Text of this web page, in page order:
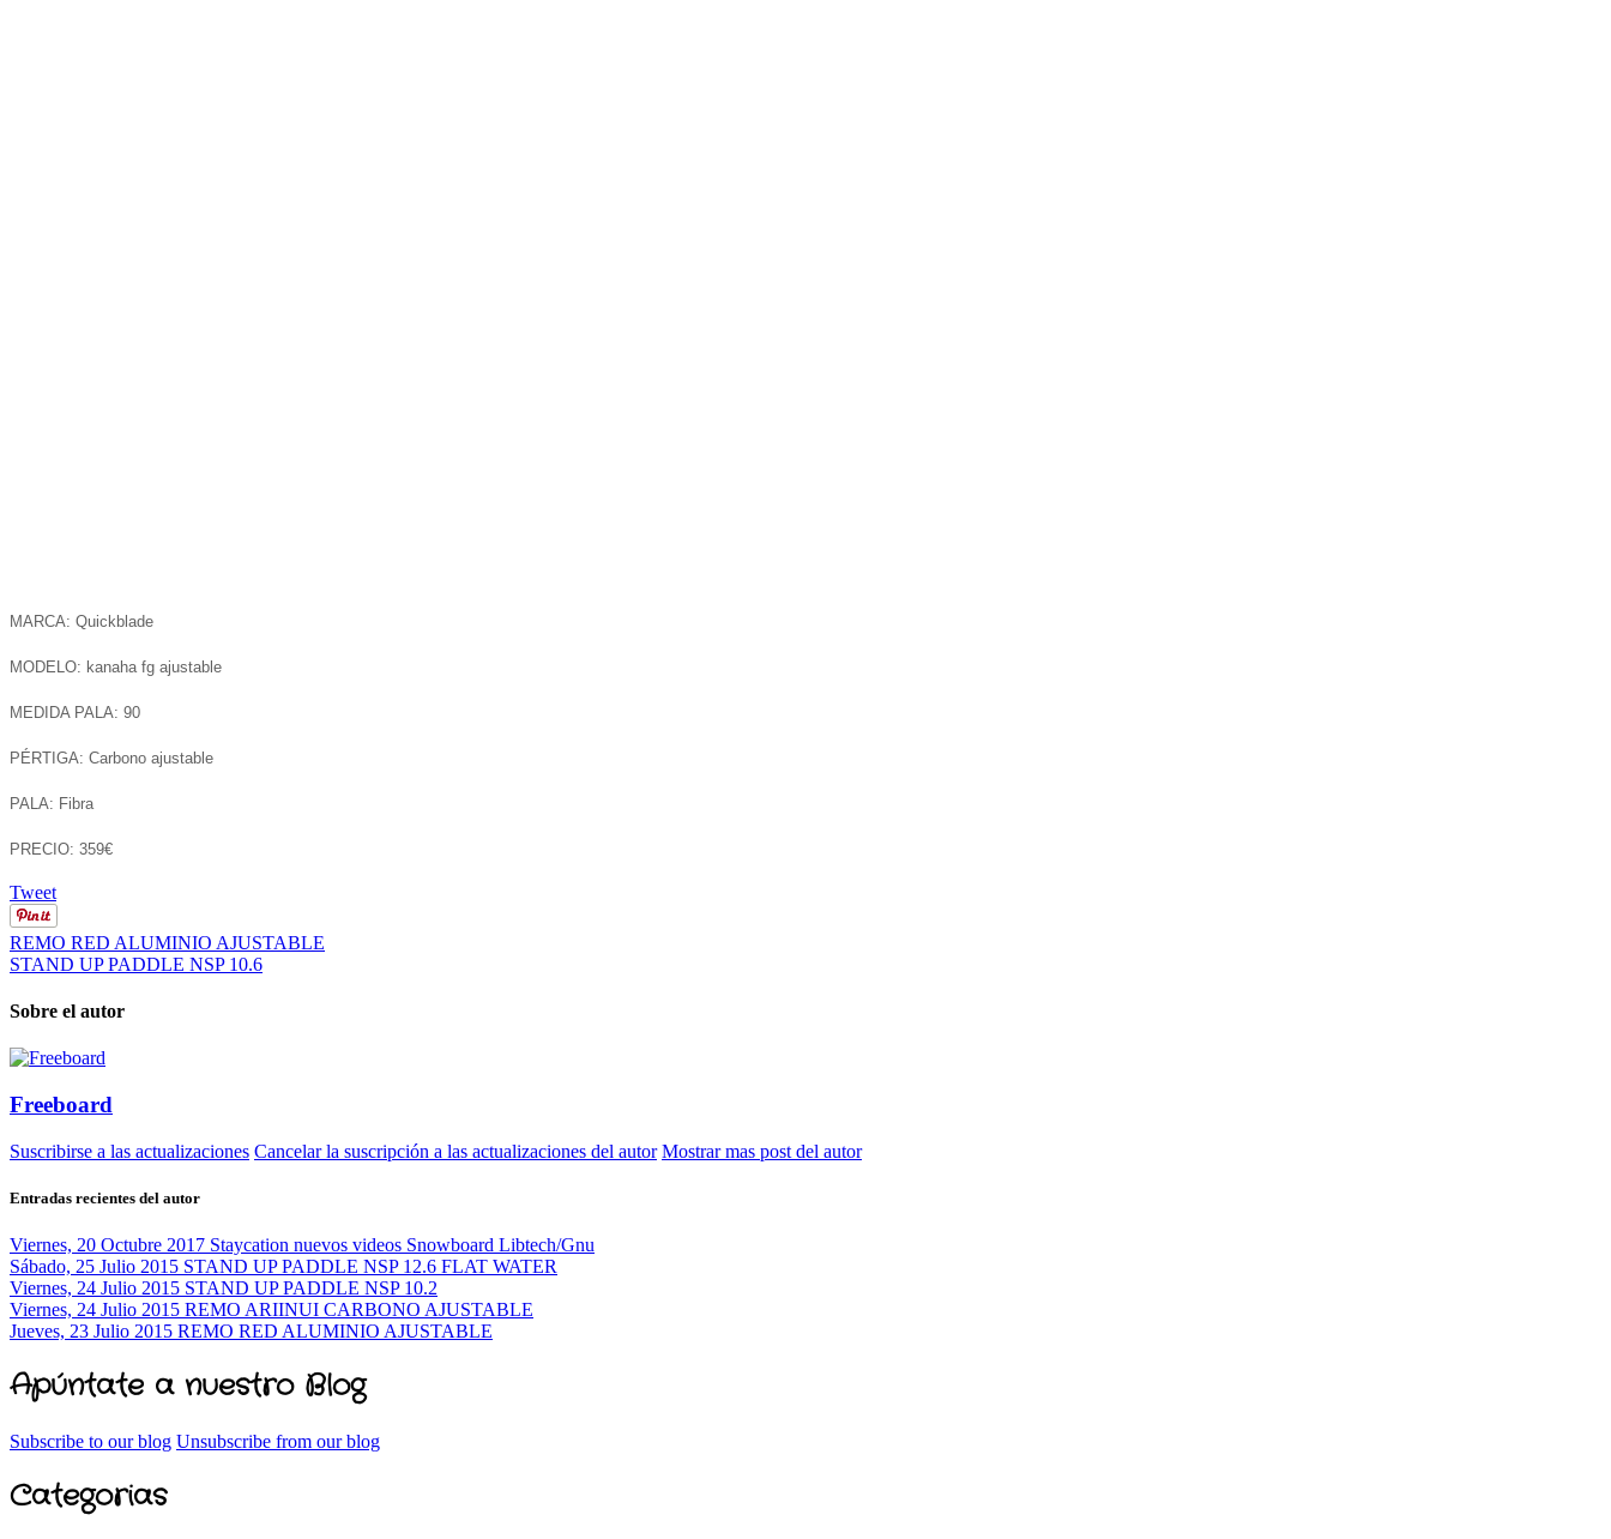
MARCA: Quickblade
MODELO: kanaha fg ajustable
MEDIDA PALA: 90
PÉRTIGA: Carbono ajustable
PALA: Fibra
PRECIO: 359€
Tweet
REMO RED ALUMINIO AJUSTABLE
STAND UP PADDLE NSP 10.6
Sobre el autor
Freeboard
Suscribirse a las actualizaciones Cancelar la suscripción a las actualizaciones del autor Mostrar mas post del autor
Entradas recientes del autor
Viernes, 20 Octubre 2017 Staycation nuevos videos Snowboard Libtech/Gnu
Sábado, 25 Julio 2015 STAND UP PADDLE NSP 12.6 FLAT WATER
Viernes, 24 Julio 2015 STAND UP PADDLE NSP 10.2
Viernes, 24 Julio 2015 REMO ARIINUI CARBONO AJUSTABLE
Jueves, 23 Julio 2015 REMO RED ALUMINIO AJUSTABLE
Apúntate a nuestro Blog
Subscribe to our blog Unsubscribe from our blog
Categorias